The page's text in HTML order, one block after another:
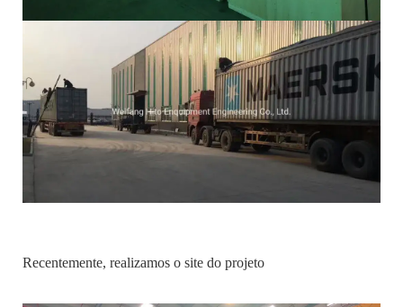
Recentemente, realizamos o site do projeto